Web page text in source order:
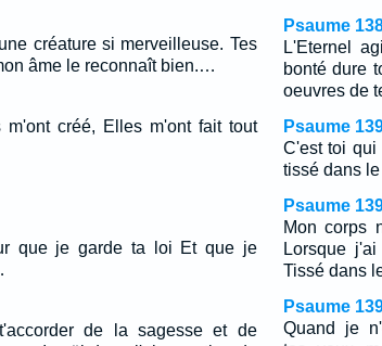
créature si merveilleuse. Tes
âme le reconnaît bien.…
m'ont créé, Elles m'ont fait tout
que je garde ta loi Et que je
de la sagesse et de
Psaume
L'Eternel
bonté dure
oeuvres de
Psaume
C'est toi qui
tissé dans
Psaume
Mon corps
Lorsque
Tissé dans
Psaume
Quand je